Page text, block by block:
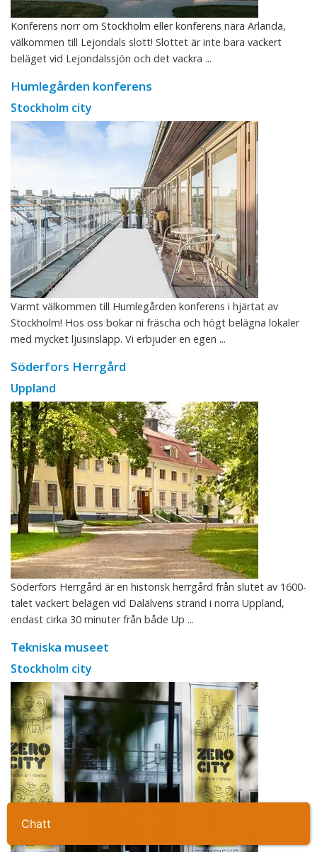
Ta kontakt
Konferens norr om Stockholm eller konferens nära Arlanda,
välkommen till Lejondals slott! Slottet är inte bara vackert
beläget vid Lejondalssjön och det vackra ...
Humlegården konferens
Stockholm city
Varmt välkommen till Humlegården konferens i hjärtat av
Stockholm! Hos oss bokar ni fräscha och högt belägna lokaler
med mycket ljusinsläpp. Vi erbjuder en egen ...
Söderfors Herrgård
Uppland
Söderfors Herrgård är en historisk herrgård från slutet av 1600-
talet vackert belägen vid Dalälvens strand i norra Uppland,
endast cirka 30 minuter från både Up ...
Tekniska museet
Stockholm city